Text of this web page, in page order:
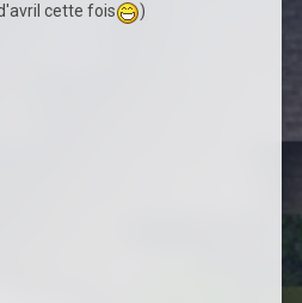
cette fois )